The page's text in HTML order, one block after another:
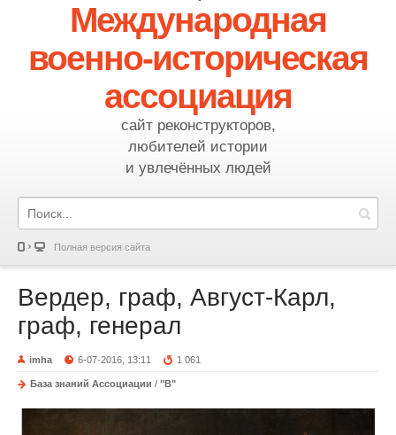
Международная
военно-историческая
ассоциация
сайт реконструкторов,
любителей истории
и увлечённых людей
Полная версия сайта
Вердер, граф, Август-Карл,
граф, генерал
imha 6-07-2016, 13:11 1 061
База знаний Ассоциации / "В"